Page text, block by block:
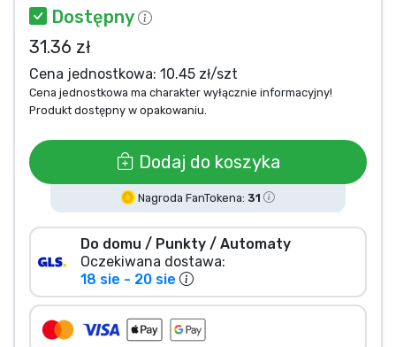
Dostępny
31.36 zł
Cena jednostkowa: 10.45 zł/szt
Cena jednostkowa ma charakter wyłącznie informacyjny!
Produkt dostępny w opakowaniu.
Dodaj do koszyka
Nagroda FanTokena: 31
Do domu / Punkty / Automaty
Oczekiwana dostawa:
18 sie - 20 sie
Typy produktów
Marki